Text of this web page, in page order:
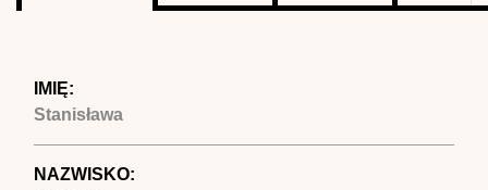
karta)
IMIĘ:
Stanisława
NAZWISKO: